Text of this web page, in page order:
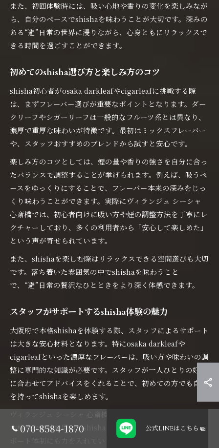
また、初回体験時には、吸い心地や香りの変化を楽しみなが
ら、自分のペースでshishaを味わうことが大切です。深みの
ある“避”日常の世界に浸りながら、心身ともにリラックスで
きる時間を過ごすことができます。
初めてのshisha選び方と楽しみ方のコツ
shisha初心者がosaka darkleafやcigarleafに挑戦する際
は、まずフレーバー選びが重要なポイントとなります。ダー
クリーフやシガーリーフは一般的なフルーツ系とは異なり、
濃厚で重厚な味わいが特徴です。最初はミックスフレーバー
や、スタッフおすすめのブレンドから試すと安心です。
楽しみ方のコツとしては、煙の量や香りの強さを自分に合っ
たバランスで調整することが挙げられます。例えば、吸うペ
ースをゆっくりにすることで、フレーバー本来の深みをじっ
くり味わうことができます。実際にヴィランジュ シーシャ
心斎橋では、初心者向けに吸い方や煙の調整方法を丁寧にレ
クチャーしており、多くの利用者から「安心して楽しめた」
という声が寄せられています。
また、shishaを楽しむ際はリラックスできる空間選びも大切
です。落ち着いた雰囲気の中でshishaを味わうこと
で、“避”日常の贅沢なひとときをより深く体感できます。
スタッフがサポートするshisha体験の魅力
大阪府で本格shishaを体験する際、スタッフによるサポート
は大きな安心材料となります。特にosaka darkleafや
cigarleafといった濃厚なフレーバーは、吸い方や味わいの調
整に専門的な知識が必要です。スタッフが一人ひとりの好み
に合わせてアドバイスをくれることで、初めての方でも自信
を持ってshishaを楽しめます。
本格的な素材を用いたshishaを提供しつつ、初心者向けのサ
ポート体制にも力を入れています。例えば、フレーバーの選
070-8584-1870 公式LINEはこちら